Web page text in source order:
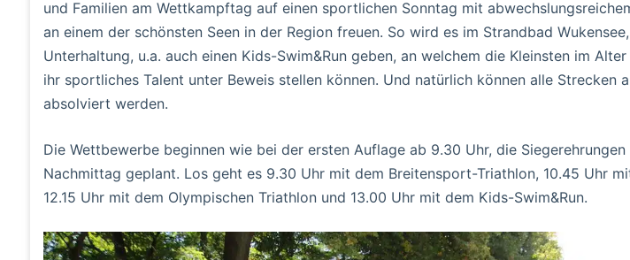
und Familien am Wettkampftag auf einen sportlichen Sonntag mit
an einem der schönsten Seen in der Region freuen. So wird es im Strandbad
Unterhaltung, u.a. auch einen Kids-Swim&Run geben, an welchem die Kleinsten im
ihr sportliches Talent unter Beweis stellen können. Und natürlich können alle Strecken
absolviert werden.
Die Wettbewerbe beginnen wie bei der ersten Auflage ab 9.30 Uhr, die
Nachmittag geplant. Los geht es 9.30 Uhr mit dem Breitensport-Triathlon, 10.45 Uhr
12.15 Uhr mit dem Olympischen Triathlon und 13.00 Uhr mit dem Kids-Swim&Run.